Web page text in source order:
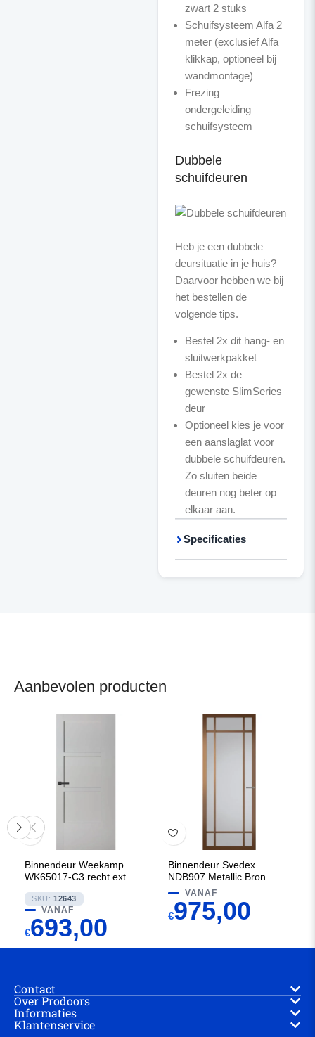
zwart 2 stuks
Schuifsysteem Alfa 2
meter (exclusief Alfa
klikkap, optioneel bij
wandmontage)
Frezing
ondergeleiding
schuifsysteem
Dubbele
schuifdeuren
Heb je een dubbele
deursituatie in je huis?
Daarvoor hebben we bij
het bestellen de
Bestel 2x dit hang- en
sluitwerkpakket
Bestel 2x de
gewenste SlimSeries
deur
Optioneel kies je voor
een aanslaglat voor
dubbele schuifdeuren.
Zo sluiten beide
deuren nog beter op
elkaar aan.
Specificaties
Aanbevolen producten
Binnendeur Weekamp
WK65017-C3 recht extra
SKU: 12643
VANAF
€693,00
Binnendeur Svedex
NDB907 Metallic Brons met
Rook glas
VANAF
€975,00
Contact
Over Prodoors
Informaties
Klantenservice